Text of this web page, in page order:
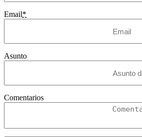
Email*
Asunto
Comentarios